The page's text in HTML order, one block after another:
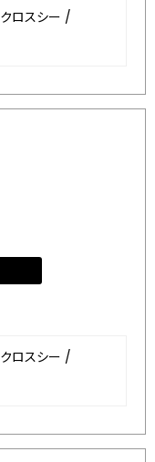
クロスシー /
クロスシー /